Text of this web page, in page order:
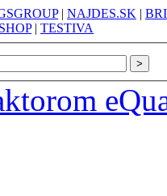
| NAJDES.SK |
| TESTIVA